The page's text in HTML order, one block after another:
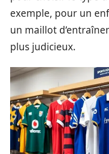
exemple, pour un
un maillot
plus judicieux.